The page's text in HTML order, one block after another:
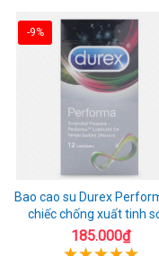
-9%
Bao cao su Durex
chiếc chống xuất tinh
chuẩn Thái Lan
185.000₫